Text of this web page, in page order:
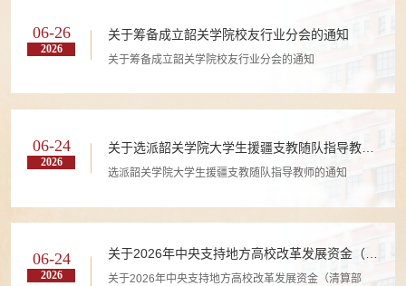
06-26
2026
关于筹备成立韶关学院校友行业分会的通知
关于筹备成立韶关学院校友行业分会的通知
06-24
2026
关于选派韶关学院大学生援疆支教随队指导教师
的通知
选派韶关学院大学生援疆支教随队指导教师的通知
06-24
2026
关于2026年中央支持地方高校改革发展资金（清
算部分）安排项目的公示
关于2026年中央支持地方高校改革发展资金（清算部